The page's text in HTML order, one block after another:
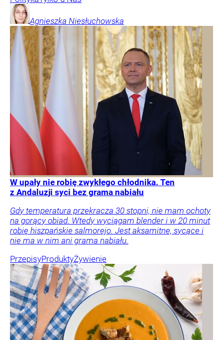
Agnieszka Niesłuchowska
W upały nie robię zwykłego chłodnika. Ten
z Andaluzji syci bez grama nabiału
Gdy temperatura przekracza 30 stopni, nie mam ochoty
na gorący obiad. Wtedy wyciągam blender i w 20 minut
robię hiszpańskie salmorejo. Jest aksamitne, sycące i
nie ma w nim ani grama nabiału.
PrzepisyProduktyŻywienie